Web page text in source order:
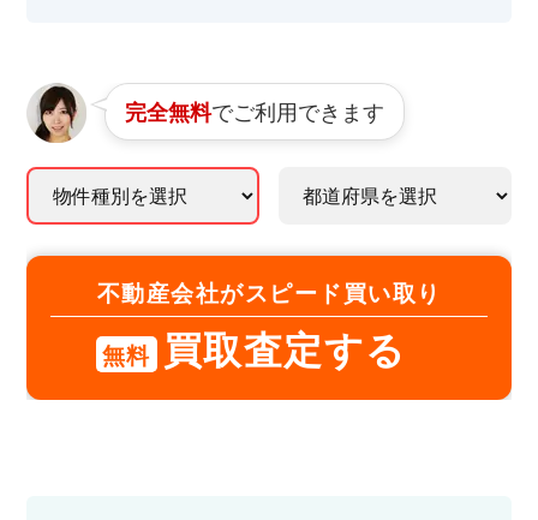
完全無料でご利用できます
不動産会社がスピード買い取り
無料 買取査定する